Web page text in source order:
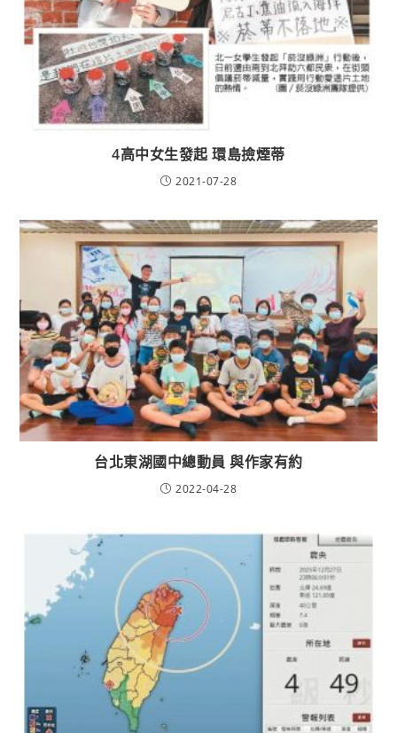
4高中女生發起 環島撿煙蒂
2021-07-28
台北東湖國中總動員 與作家有約
2022-04-28